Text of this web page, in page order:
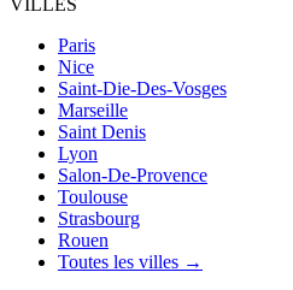
Paris
Nice
Saint-Die-Des-Vosges
Marseille
Saint Denis
Lyon
Salon-De-Provence
Toulouse
Strasbourg
Rouen
Toutes les villes →